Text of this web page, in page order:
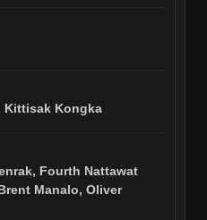
Kittisak Kongka
Fourth Nattawat
Manalo, Oliver